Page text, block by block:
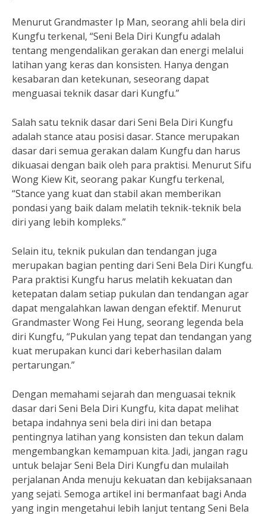
Menurut Grandmaster Ip Man, seorang ahli bela diri
Kungfu terkenal, “Seni Bela Diri Kungfu adalah
tentang mengendalikan gerakan dan energi melalui
latihan yang keras dan konsisten. Hanya dengan
kesabaran dan ketekunan, seseorang dapat
menguasai teknik dasar dari Kungfu.”
Salah satu teknik dasar dari Seni Bela Diri Kungfu
adalah stance atau posisi dasar. Stance merupakan
dasar dari semua gerakan dalam Kungfu dan harus
dikuasai dengan baik oleh para praktisi. Menurut Sifu
Wong Kiew Kit, seorang pakar Kungfu terkenal,
“Stance yang kuat dan stabil akan memberikan
pondasi yang baik dalam melatih teknik-teknik bela
diri yang lebih kompleks.”
Selain itu, teknik pukulan dan tendangan juga
merupakan bagian penting dari Seni Bela Diri Kungfu.
Para praktisi Kungfu harus melatih kekuatan dan
ketepatan dalam setiap pukulan dan tendangan agar
dapat mengalahkan lawan dengan efektif. Menurut
Grandmaster Wong Fei Hung, seorang legenda bela
diri Kungfu, “Pukulan yang tepat dan tendangan yang
kuat merupakan kunci dari keberhasilan dalam
pertarungan.”
Dengan memahami sejarah dan menguasai teknik
dasar dari Seni Bela Diri Kungfu, kita dapat melihat
betapa indahnya seni bela diri ini dan betapa
pentingnya latihan yang konsisten dan tekun dalam
mengembangkan kemampuan kita. Jadi, jangan ragu
untuk belajar Seni Bela Diri Kungfu dan mulailah
perjalanan Anda menuju kekuatan dan kebijaksanaan
yang sejati. Semoga artikel ini bermanfaat bagi Anda
yang ingin mengetahui lebih lanjut tentang Seni Bela